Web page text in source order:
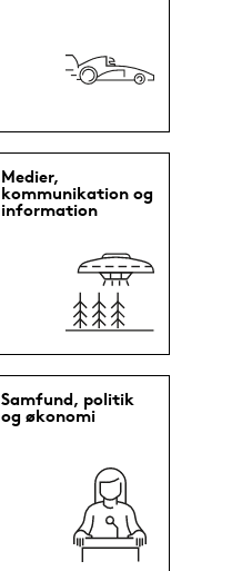
Medier,
kommunikation og
information
Samfund, politik
og økonomi